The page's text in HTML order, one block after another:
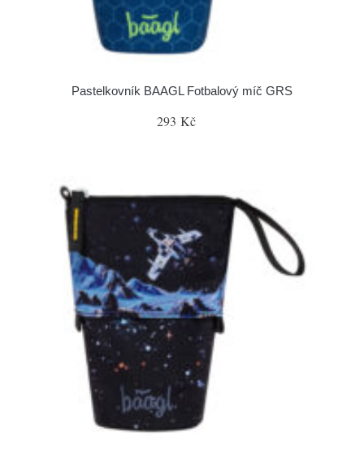
Pastelkovník BAAGL Fotbalový míč GRS
293 Kč